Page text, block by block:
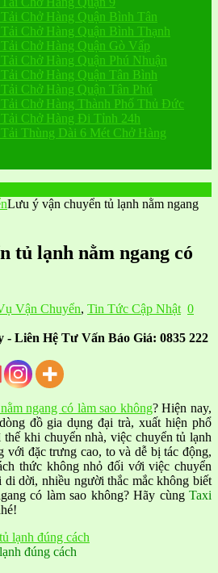
Chở Hàng Quận Bình Tân
Chở Hàng Quận Bình Thạnh
Chở Hàng Quận Gò Vấp
Chở Hàng Quận Phú Nhuận
Chở Hàng Quận Tân Bình
Chở Hàng Quận Tân Phú
Chở Hàng Thành Phố Thủ Đức
Chở Hàng Đi Tỉnh 24h
Thùng Dài 6 Mét Chở Hàng
Lưu ý vận chuyển tủ lạnh nằm ngang
tủ lạnh nằm ngang có
Vận Chuyển, Tin Tức Cập Nhật 0
- Liên Hệ Tư Vấn Báo Giá: 0835 222
ngang có làm sao không? Hiện nay,
đồ gia dụng đại trà, xuất hiện phổ
khi chuyển nhà, việc chuyển tủ lạnh
với đặc trưng cao, to và dễ bị tác động,
thức không nhỏ đối với việc chuyển
dời, nhiều người thắc mắc không biết
có làm sao không? Hãy cùng Taxi
đúng cách